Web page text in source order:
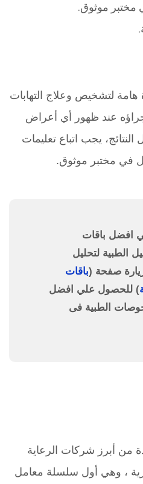
مختبر موثوق.
هامة لتشخيص وعلاج التهابات
عند ظهور أي أعراض
يجب اتباع تعليمات
في مختبر موثوق.
افضل باقات
الطبية لتحليل
صفحة (باقات
) للحصول علي افضل
الطبية فى
من أبرز شركات الرعاية
، وهي أول سلسلة معامل